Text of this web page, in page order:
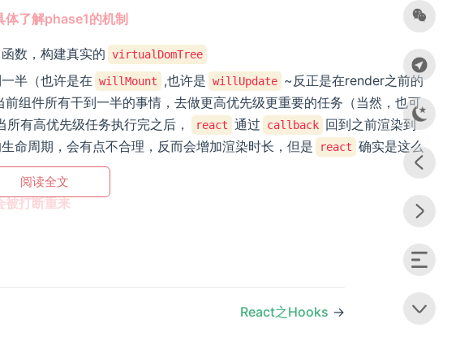
体了解phase1的机制
函数，构建真实的 virtualDomTree
半（也许是在 willMount ,也许是 willUpdate ~反正是在render之前的
前组件所有干到一半的事情，去做更高优先级更重要的任务（当然，也可
有高优先级任务执行完之后，
react 通过 callback 回到之前渲染到
命周期，会有点不合理，反而会增加渲染时长，但是
react 确实是这么
被打断重来
阅读全文
React之Hooks →